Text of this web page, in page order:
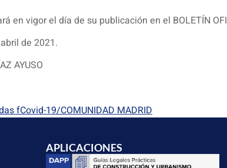
en vigor el día de su publicación en el BOLETÍN
de 2021.
AYUSO
fCovid-19/COMUNIDAD MADRID
APLICACIONES